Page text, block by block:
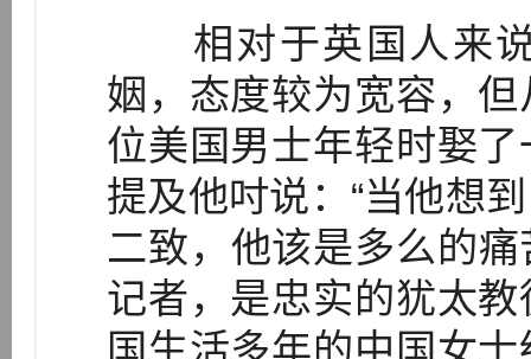
相对于英国人来说
姻，态度较为宽容，
位美国男士年轻时娶
提及他吋说：“当他想
二致，他该是多么的
记者，是忠实的犹太
国生活多年的中国女